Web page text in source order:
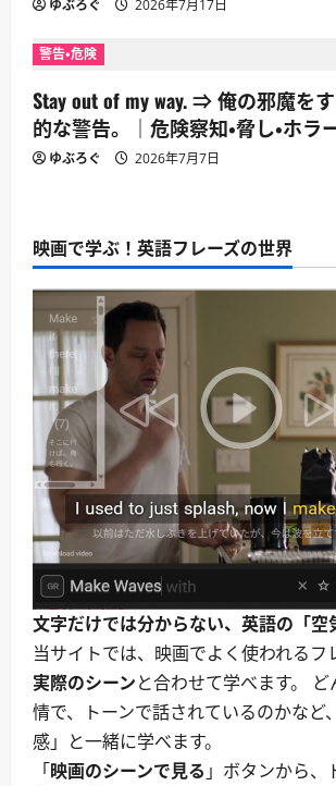
ゆぶろぐ 2026年7月17日
警告・危険
Stay out of my way. ⇒ 俺の邪魔を
的な警告。｜危険察知・脅し・ホラ
ゆぶろぐ 2026年7月7日
映画で学ぶ！英語フレーズの世界
文字だけでは分からない、英語の「空
当サイトでは、映画でよく使われるフ
実際のシーンと合わせて学べます。
情で、トーンで話されているのかなど
感」と一緒に学べます。
「映画のシーンで見る 」ボタンから、